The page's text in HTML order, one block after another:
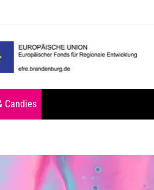
Candies